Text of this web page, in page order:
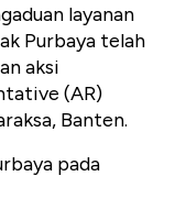
layanan
Purbaya telah
aksi
(AR)
Banten.
pada